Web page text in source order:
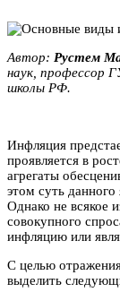
Автор: Pуcтем
наук, профессор
школы РФ.
Инфляция
проявляется в
агрегаты
этом суть данного
Однако не всякое
совокупного
инфляцию или
С целью
выделить